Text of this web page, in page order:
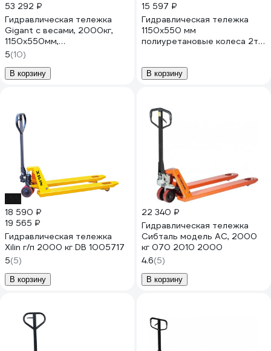
53 292 ₽
Гидравлическая тележка
Gigant с весами, 2000кг,
1150x550мм,
полиуретановые колеса
JHPT2000-1150-W
5(10)
В корзину
15 597 ₽
Гидравлическая тележка
1150x550 мм
полиуретановые колеса 2т
В корзину
18 590 ₽
19 565 ₽
Гидравлическая тележка
Xilin г/п 2000 кг DB 1005717
5(5)
В корзину
22 340 ₽
Гидравлическая тележка
Сибталь модель AC, 2000
кг 070 2010 2000
4.6(5)
В корзину